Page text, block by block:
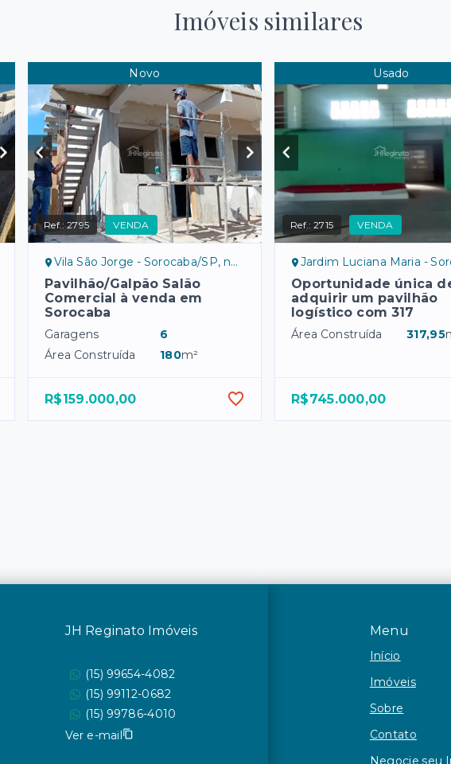
Imóveis similares
Novo
Ref.:2795 VENDA
Vila São Jorge - Sorocaba/SP, norte
Pavilhão/Galpão Salão
Comercial à venda em
Sorocaba
Garagens
6
Área Construída
180m²
R$159.000,00
Usado
Ref.:2715 VENDA
Jardim Luciana Maria -
Oportunidade única
adquirir um pavilhão
logístico com 317
Área Construída 317,95
R$745.000,00
Menu
Início
Imóveis
Sobre
Contato
Negocie seu
JH Reginato Imóveis
(15) 99654-4082
(15) 99112-0682
(15) 99786-4010
Ver e-mail